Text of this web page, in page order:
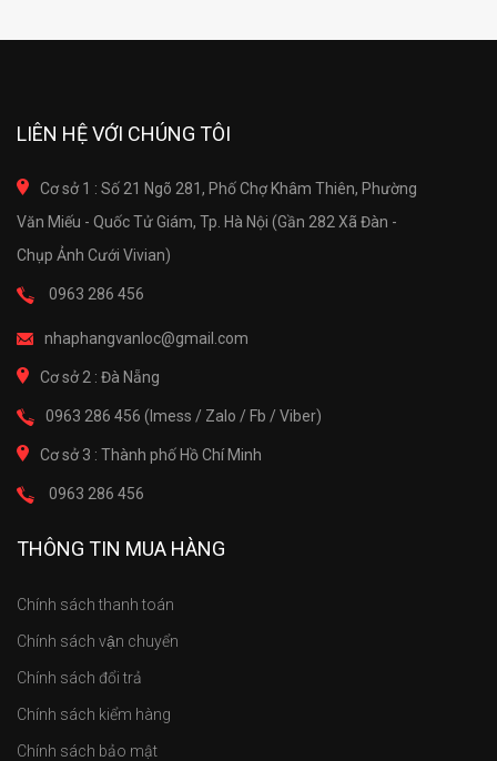
LIÊN HỆ VỚI CHÚNG TÔI
Cơ sở 1 : Số 21 Ngõ 281, Phố Chợ Khâm Thiên, Phường
Văn Miếu - Quốc Tử Giám, Tp. Hà Nội (Gần 282 Xã Đàn -
Chụp Ảnh Cưới Vivian)
0963 286 456
nhaphangvanloc@gmail.com
Cơ sở 2 : Đà Nẵng
0963 286 456 (Imess / Zalo / Fb / Viber)
Cơ sở 3 : Thành phố Hồ Chí Minh
0963 286 456
THÔNG TIN MUA HÀNG
Chính sách thanh toán
Chính sách vận chuyển
Chính sách đổi trả
Chính sách kiểm hàng
Chính sách bảo mật